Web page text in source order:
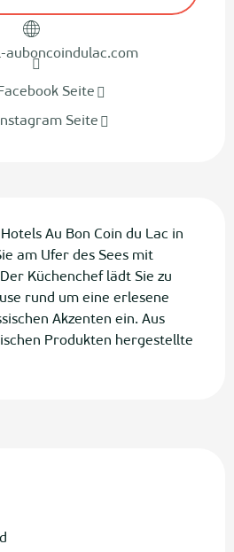
auboncoindulac.com
Seite
Instagram Seite
Au Bon Coin du Lac in
am Ufer des Sees mit
Küchenchef lädt Sie zu
rund um eine erlesene
Akzenten ein. Aus
Produkten hergestellte